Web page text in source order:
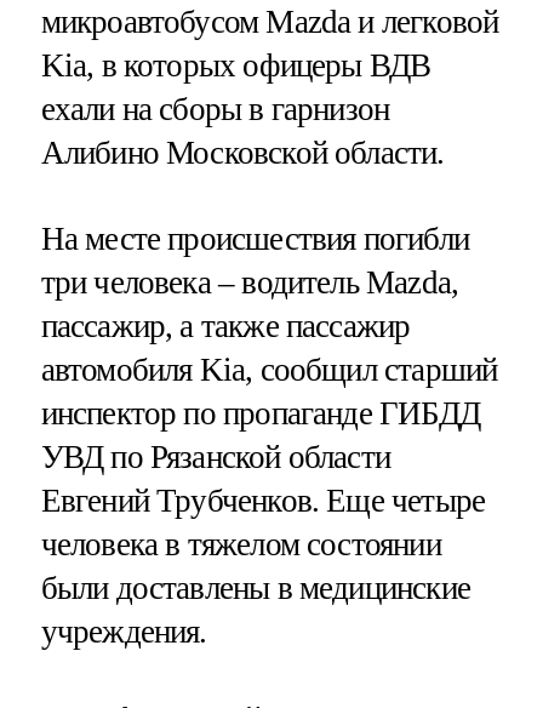
микроавтобусом Mazda и легковой
Kia, в которых офицеры ВДВ
ехали на сборы в гарнизон
Алибино Московской области.
На месте происшествия погибли
три человека – водитель Mazda,
пассажир, а также пассажир
автомобиля Kia, сообщил старший
инспектор по пропаганде ГИБДД
УВД по Рязанской области
Евгений Трубченков. Еще четыре
человека в тяжелом состоянии
были доставлены в медицинские
учреждения.